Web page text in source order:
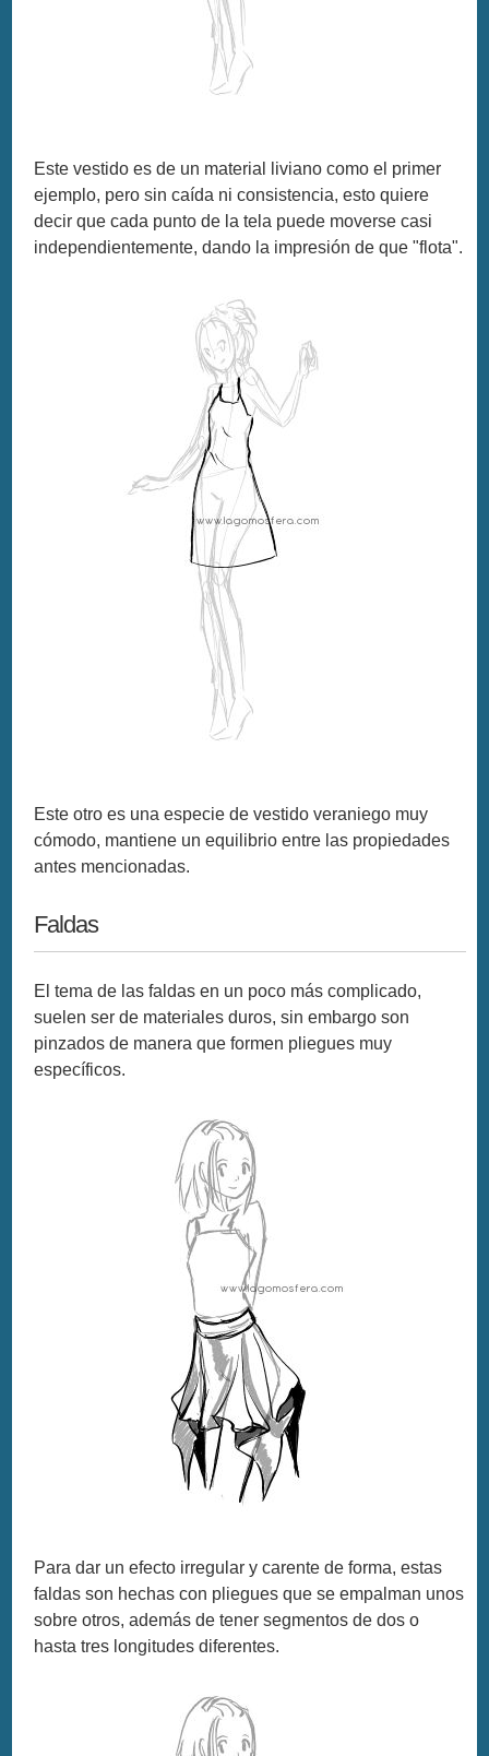
Este vestido es de un material liviano como el primer
ejemplo, pero sin caída ni consistencia, esto quiere
decir que cada punto de la tela puede moverse casi
independientemente, dando la impresión de que "flota".
Este otro es una especie de vestido veraniego muy
cómodo, mantiene un equilibrio entre las propiedades
antes mencionadas.
Faldas
El tema de las faldas en un poco más complicado,
suelen ser de materiales duros, sin embargo son
pinzados de manera que formen pliegues muy
específicos.
Para dar un efecto irregular y carente de forma, estas
faldas son hechas con pliegues que se empalman unos
sobre otros, además de tener segmentos de dos o
hasta tres longitudes diferentes.